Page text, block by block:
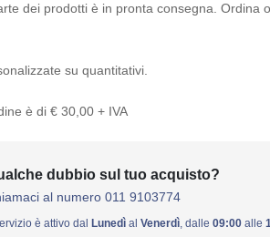
dei prodotti è in pronta consegna. Ordina
su quantitativi.
è di € 30,00 + IVA
dubbio sul tuo acquisto?
al numero 011 9103774
è attivo dal Lunedìal Venerdì, dalle 09:00alle